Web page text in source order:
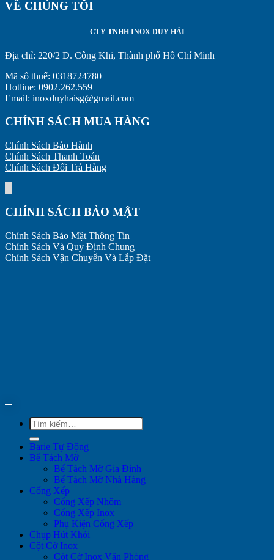
VỀ CHÚNG TÔI
CTY TNHH INOX DUY HẢI
Địa chỉ: 220/2 D. Công Khi, Thành phố Hồ Chí Minh
Mã số thuế: 0318724780
Hotline: 0902.262.559
Email: inoxduyhaisg@gmail.com
CHÍNH SÁCH MUA HÀNG
Chính Sách Bảo Hành
Chính Sách Thanh Toán
Chính Sách Đổi Trả Hàng
CHÍNH SÁCH BẢO MẬT
Chính Sách Bảo Mật Thông Tin
Chính Sách Và Quy Định Chung
Chính Sách Vận Chuyển Và Lắp Đặt
Tìm
kiếm:
Barie Tự Động
Bể Tách Mỡ
Bể Tách Mỡ Gia Đình
Bể Tách Mỡ Nhà Hàng
Cổng Xếp
Cổng Xếp Nhôm
Cổng Xếp Inox
Phụ Kiện Cổng Xếp
Chụp Hút Khói
Cột Cờ Inox
Cột Cờ Inox Văn Phòng